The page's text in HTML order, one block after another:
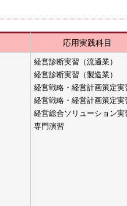
応用実践科目
経営診断実習（流通業）
経営診断実習（製造業）
経営戦略・経営計画策定実
経営戦略・経営計画策定実
経営総合ソリューション実
専門演習